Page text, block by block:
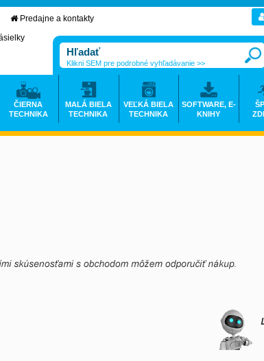
Predajne a kontakty
Klikni SEM pre podrobné vyhľadávanie >>
ČIERNA
TECHNIKA
MALÁ BIELA
TECHNIKA
VEĽKÁ BIELA
TECHNIKA
SOFTWARE, E-
KNIHY